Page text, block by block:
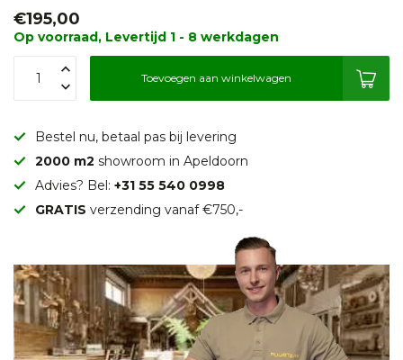
€195,00
Op voorraad, Levertijd 1 - 8 werkdagen
Toevoegen aan winkelwagen
Bestel nu, betaal pas bij levering
2000 m2 showroom in Apeldoorn
Advies? Bel: +31 55 540 0998
GRATIS verzending vanaf €750,-